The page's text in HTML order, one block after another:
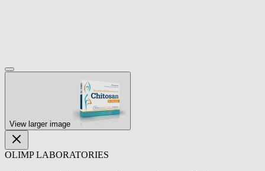
View larger image
OLIMP LABORATORIES